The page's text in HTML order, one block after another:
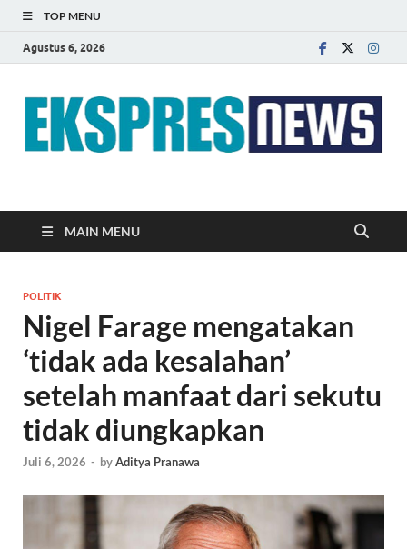
TOP MENU
Agustus 6, 2026
EKSPRES NEWS
MAIN MENU
POLITIK
Nigel Farage mengatakan
‘tidak ada kesalahan’
setelah manfaat dari sekutu
tidak diungkapkan
Juli 6, 2026 - byAditya Pranawa